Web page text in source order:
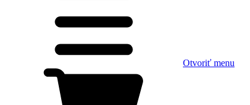
Otvoriť menu